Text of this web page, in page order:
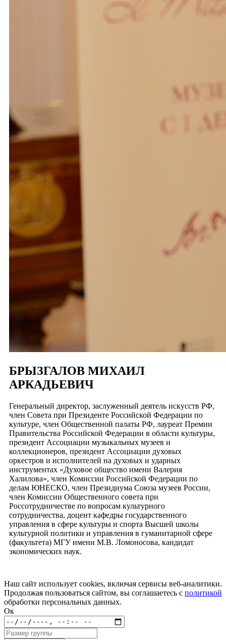
БРЫЗГАЛОВ МИХАИЛ
АРКАДЬЕВИЧ
Генеральный директор, заслуженный деятель искусств РФ,
член Совета при Президенте Российской Федерации по
культуре, член Общественной палаты РФ, лауреат Премии
Правительства Российской Федерации в области культуры,
президент Ассоциации музыкальных музеев и
коллекционеров, президент Ассоциации духовых
оркестров и исполнителей на духовых и ударных
инструментах «Духовое общество имени Валерия
Халилова», член Комиссии Российской Федерации по
делам ЮНЕСКО, член Президиума Союза музеев России,
член Комиссии Общественного совета при
Россотрудничестве по вопросам культурного
сотрудничества, доцент кафедры государственного
управления в сфере культуры и спорта Высшей школы
культурной политики и управления в гуманитарной сфере
(факультета) МГУ имени М.В. Ломоносова, кандидат
экономических наук.
Наш сайт использует cookies, включая сервисы веб-аналитики.
Продолжая пользоваться сайтом, вы соглашаетесь с политикой
обработки персональных данных.
Ок